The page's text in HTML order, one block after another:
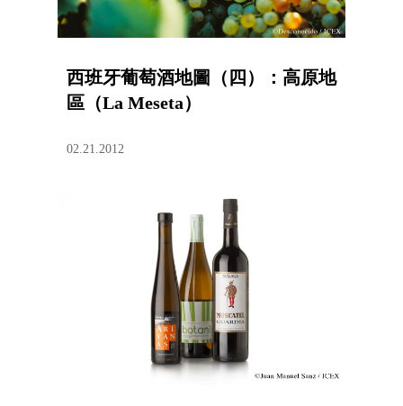
西班牙葡萄酒地圖（四）：高原地
區（La Meseta）
02.21.2012